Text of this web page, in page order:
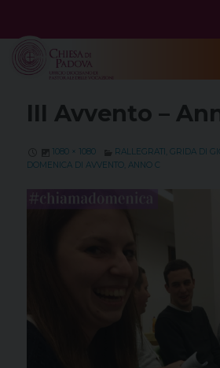
content
III Avvento –
1080 × 1080
RALLEGRATI, GRIDA DI
DOMENICA DI AVVENTO, ANNO C